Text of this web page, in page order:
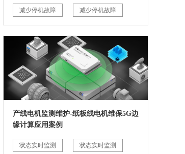
减少停机故障 减少停机故障
产线电机监测维护-纸板线电机维保5G边
缘计算应用案例
状态实时监测 状态实时监测